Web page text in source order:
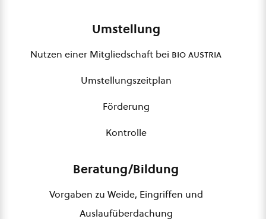
Umstellung
Nutzen einer Mitgliedschaft bei bio austria
Umstellungszeitplan
Förderung
Kontrolle
Beratung/Bildung
Vorgaben zu Weide, Eingriffen und
Auslaufüberdachung